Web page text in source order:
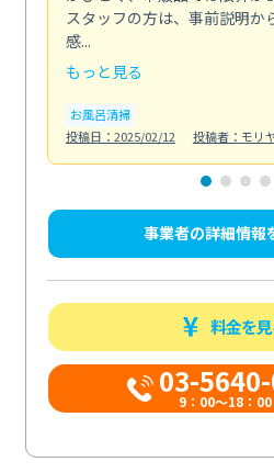
スタッフの方は、事前説明か
感...
もっと見る
お風呂清掃
投稿日：2025/02/12
投稿者：モリ
事業者の詳細情報
料金を
03-
9：00～18：